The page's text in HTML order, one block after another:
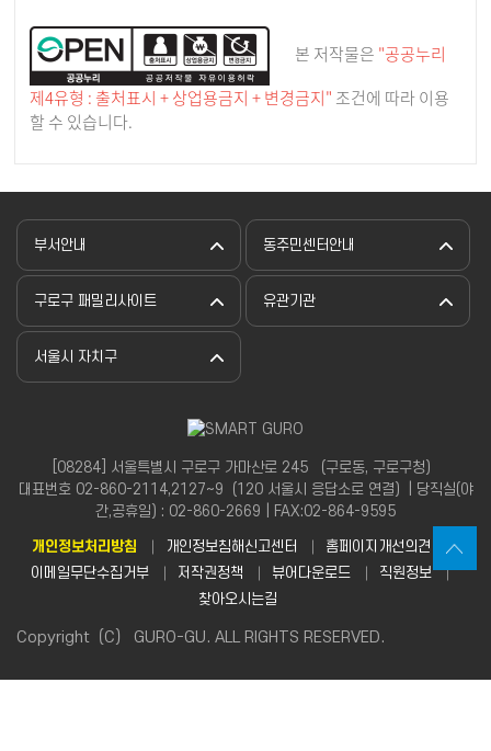
본 저작물은 "공공누리
제4유형 : 출처표시 + 상업용금지 + 변경금지" 조건에 따라 이용
할 수 있습니다.
부서안내 동주민센터안내
구로구 패밀리사이트 유관기관
서울시 자치구
[08284] 서울특별시 구로구 가마산로 245 （구로동, 구로구청）
대표번호 02-860-2114,2127~9（120 서울시 응답소로 연결）| 당직실(야
간,공휴일) : 02-860-2669 | FAX:02-864-9595
개인정보처리방침 개인정보침해신고센터
홈페이지개선의견
이메일무단수집거부
저작권정책 뷰어다운로드
직원정보
찾아오시는길
Copyright（C） GURO-GU. ALL RIGHTS RESERVED.